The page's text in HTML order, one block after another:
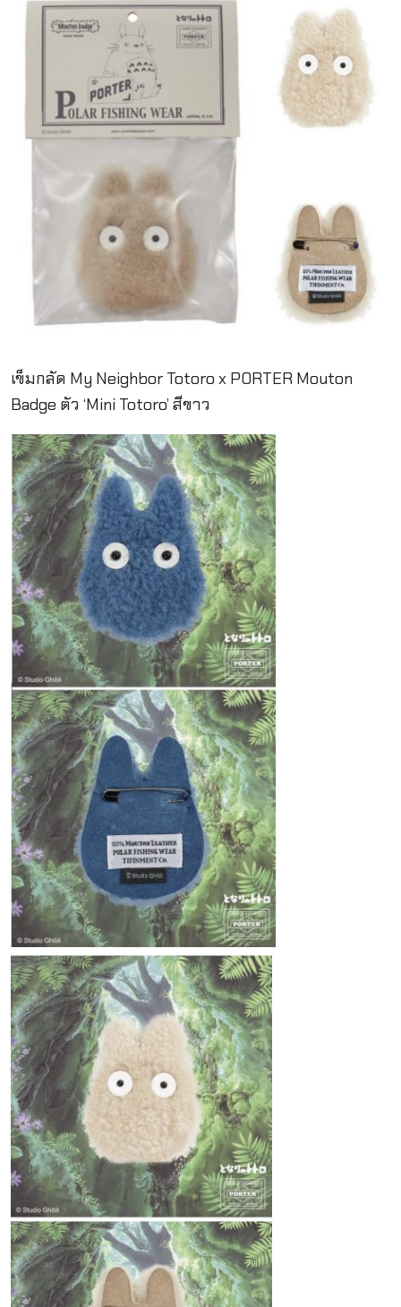
เข็มกลัด My Neighbor Totoro x PORTER Mouton
Badge ตัว ‘Mini Totoro’ สีขาว